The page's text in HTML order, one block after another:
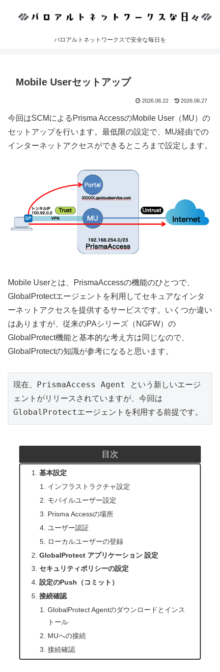
パロアルトネットワークスで安全な毎日を
Mobile Userセットアップ
2026.06.22 2026.06.27
今回はSCMによるPrisma AccessのMobile User（MU）の
セットアップを行います。最低限の設定で、MU経由での
インターネットアクセスができるところまで設定します。
Mobile Userとは、PrismaAccessの機能のひとつで、
GlobalProtectエージェントを利用してセキュアなインタ
ーネットアクセスを提供するサービスです。いくつか違い
はありますが、従来のPAシリーズ（NGFW）の
GlobalProtect機能と基本的な考え方は同じなので、
GlobalProtectの知識が参考になると思います。
現在、PrismaAccess Agent という新しいエージ
ェントがリリースされていますが、今回は
GlobalProtectエージェントを利用する前提です。
目次
基本設定
インフラストラクチャ設定
モバイルユーザー設定
Prisma Accessの場所
ユーザー認証
ローカルユーザーの登録
GlobalProtect アプリケーション 設定
セキュリティポリシーの設定
設定のPush（コミット）
接続確認
GlobalProtect Agentのダウンロードとインス
トール
MUへの接続
接続確認